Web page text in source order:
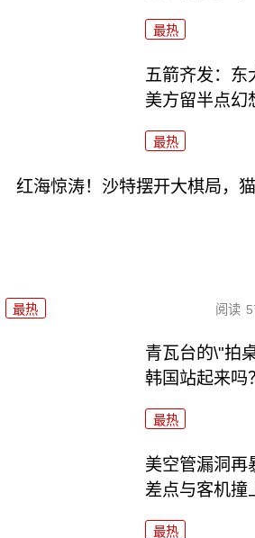
最热
五箭齐发：东
美方留半点幻
最热
红海惊涛！沙特摆开大棋局，
最热 阅读
青瓦台的\"拍
韩国站起来吗？
最热
美空管漏洞再
差点与客机撞
最热